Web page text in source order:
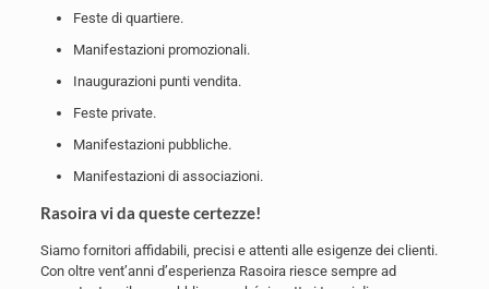
Feste di quartiere.
Manifestazioni promozionali.
Inaugurazioni punti vendita.
Feste private.
Manifestazioni pubbliche.
Manifestazioni di associazioni.
Rasoira vi da queste certezze!
Siamo fornitori affidabili, precisi e attenti alle esigenze dei clienti.
Con oltre vent’anni d’esperienza Rasoira riesce sempre ad